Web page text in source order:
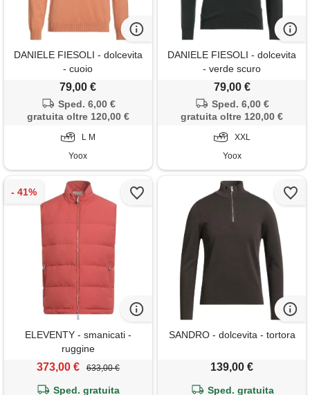
DANIELE FIESOLI - dolcevita
- cuoio
79,00 €
Sped. 6,00 €
gratuita oltre 120,00 €
L M
Yoox
DANIELE FIESOLI - dolcevita
- verde scuro
79,00 €
Sped. 6,00 €
gratuita oltre 120,00 €
XXL
Yoox
ELEVENTY - smanicati -
ruggine
373,00 € 633,00 €
Sped. gratuita
SANDRO - dolcevita - tortora
139,00 €
Sped. gratuita